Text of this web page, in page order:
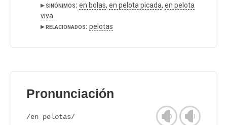
▸ sinónimos: en bolas, en pelota picada, en pelota
viva
▸ relacionados: pelotas
Pronunciación
/en pelotas/